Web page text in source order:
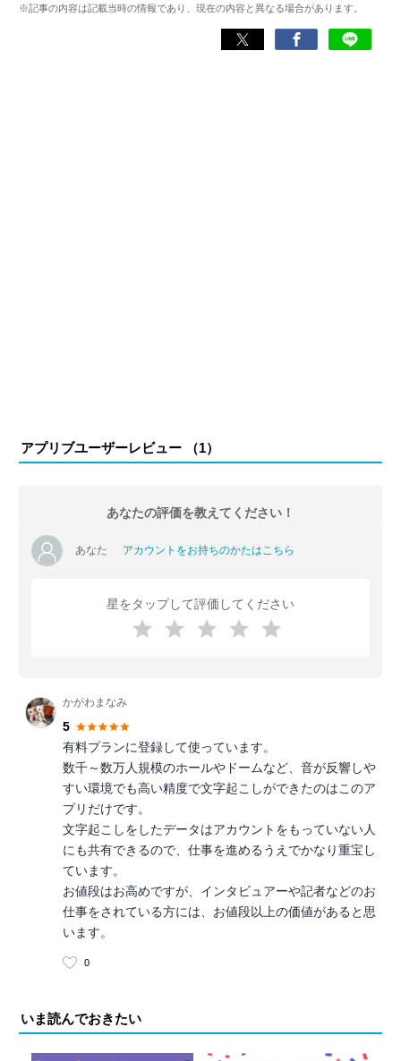
スマホアプリ）他
※記事の内容は記載当時の情報であり、現在の内容と異なる場合があります。
アプリブユーザーレビュー （1）
あなたの評価を教えてください！
あなた アカウントをお持ちのかたはこちら
星をタップして評価してください
かがわまなみ
5
有料プランに登録して使っています。
数千～数万人規模のホールやドームなど、音が反響しや
すい環境でも高い精度で文字起こしができたのはこのア
プリだけです。
文字起こしをしたデータはアカウントをもっていない人
にも共有できるので、仕事を進めるうえでかなり重宝し
ています。
お値段はお高めですが、インタビュアーや記者などのお
仕事をされている方には、お値段以上の価値があると思
います。
0
いま読んでおきたい